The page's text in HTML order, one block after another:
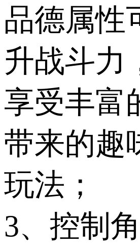
品德属性
升战斗力
享受丰富
带来的趣
玩法；
3、控制